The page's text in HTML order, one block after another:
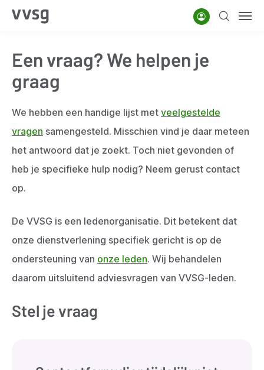
Overslaan
gaan
AccountZoeken
Een vraag? We helpen je
graag
We hebben een handige lijst met veelgestelde
vragen samengesteld. Misschien vind je daar meteen
het antwoord dat je zoekt. Toch niet gevonden of
heb je specifieke hulp nodig? Neem gerust contact
op.
De VVSG is een ledenorganisatie. Dit betekent dat
onze dienstverlening specifiek gericht is op de
ondersteuning van onze leden. Wij behandelen
daarom uitsluitend adviesvragen van VVSG-leden.
Stel je vraag